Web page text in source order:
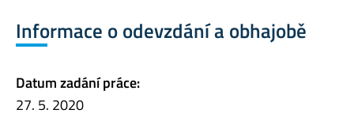
Informace o odevzdání a obhajobě
Datum zadání práce:
27. 5. 2020